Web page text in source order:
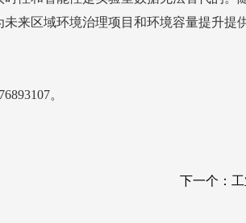
来区域环境治理项目和环境容量提升提
。
下一个：